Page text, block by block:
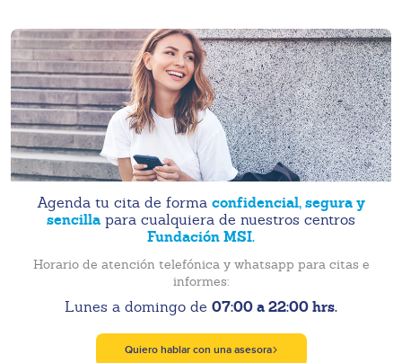
Agenda tu cita de forma confidencial, segura y
sencilla para cualquiera de nuestros centros
Fundación MSI.
Horario de atención telefónica y whatsapp para citas e
informes:
Lunes a domingo de 07:00 a 22:00 hrs.
Quiero hablar con una asesora